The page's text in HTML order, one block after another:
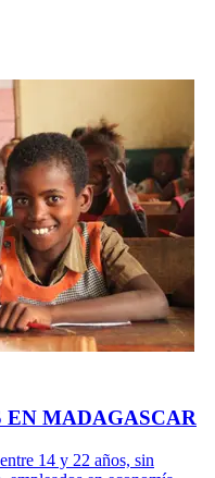
EN MADAGASCAR
14 y 22 años, sin